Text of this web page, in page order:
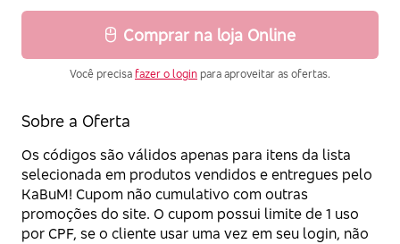
Comprar na loja Online
Você precisa fazer o login para aproveitar as ofertas.
Sobre a Oferta
Os códigos são válidos apenas para itens da lista
selecionada em produtos vendidos e entregues pelo
KaBuM! Cupom não cumulativo com outras
promoções do site. O cupom possui limite de 1 uso
por CPF, se o cliente usar uma vez em seu login, não